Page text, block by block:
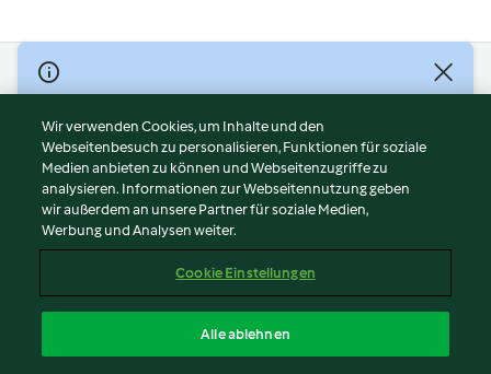
© Copyright 2026
Nutzungsbedingungen
Datenschutzrichtlinien
Disclaimer
Impressum
Cookies
Abo kündigen
Erklärung zur Barrierefreiheit
Wir verwenden Cookies, um Inhalte und den
Webseitenbesuch zu personalisieren, Funktionen für soziale
Medien anbieten zu können und Webseitenzugriffe zu
analysieren. Informationen zur Webseitennutzung geben
wir außerdem an unsere Partner für soziale Medien,
Werbung und Analysen weiter.
Cookie Einstellungen
Alle ablehnen